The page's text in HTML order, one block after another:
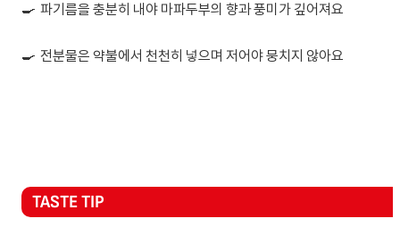
🍳 파기름을 충분히 내야 마파두부의 향과 풍미가 깊어져요
🍳 전분물은 약불에서 천천히 넣으며 저어야 뭉치지 않아요
TASTE TIP